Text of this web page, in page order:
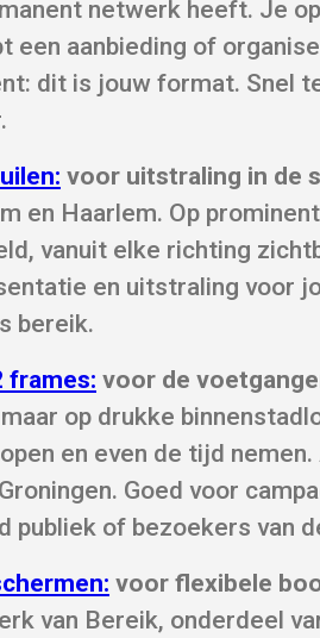
netwerk heeft. Je
een aanbieding of
dit is jouw format. Snel
voor uitstraling in de
en Haarlem. Op
vanuit elke richting
en uitstraling voor
bereik.
frames: voor de
op drukke
en even de tijd
Goed voor
publiek of bezoekers van
voor flexibele
van Bereik, onderdeel